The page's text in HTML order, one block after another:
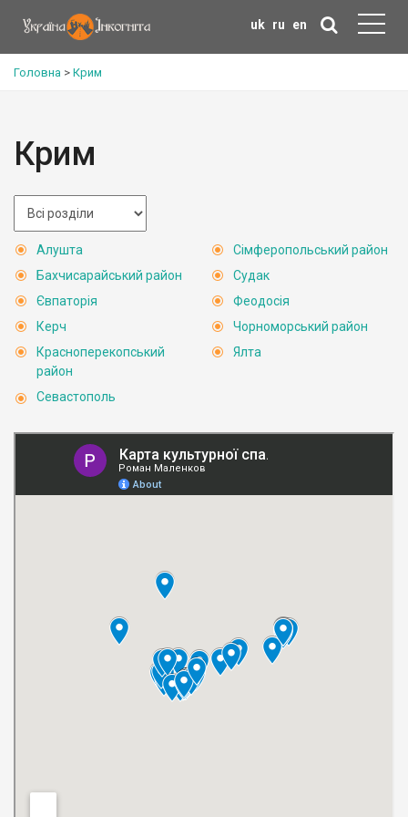
uk ru en
Головна > Крим
Крим
Алушта
Бахчисарайський район
Євпаторія
Керч
Красноперекопський
район
Севастополь
Сімферопольський район
Судак
Феодосія
Чорноморський район
Ялта